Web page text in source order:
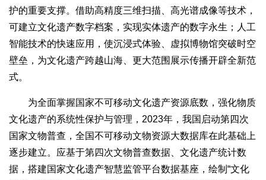
护的重要支撑。借助高精度三维扫描、高光谱成像等技术，
可建立文化遗产数字档案，实现实体遗产的数字永生；人工
智能技术的快速应用，使沉浸式体验、虚拟博物馆突破时空
壁垒，为文化遗产跨越山海、更大范围展示传播开辟全新范
式。
为全面掌握国家不可移动文化遗产资源底数，强化物质
文化遗产的系统性保护与管理，2023年，我国启动第四次
国家文物普查，全国不可移动文物资源大数据库在此基础上
逐步建立。应基于第四次文物普查数据、文化遗产统计数
据，搭建国家文化遗产智慧监管平台数据基座，绘制“文化